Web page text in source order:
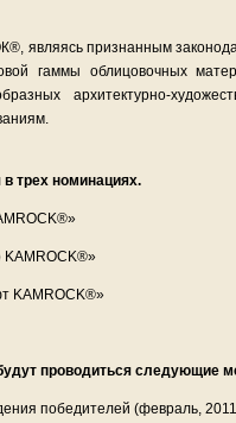
являясь признанным
гаммы облицовочных
архитектурно-
в трех номинациях.
KAMROCK®»
KAMROCK®»
проводиться следующие
победителей (февраль,